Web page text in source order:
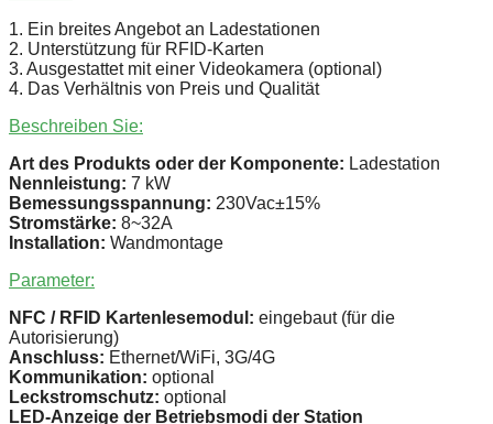
1. Ein breites Angebot an Ladestationen
2. Unterstützung für RFID-Karten
3. Ausgestattet mit einer Videokamera (optional)
4. Das Verhältnis von Preis und Qualität
Beschreiben Sie:
Art des Produkts oder der Komponente: Ladestation
Nennleistung: 7 kW
Bemessungsspannung: 230Vac±15%
Stromstärke: 8~32A
Installation: Wandmontage
Parameter:
NFC / RFID Kartenlesemodul: eingebaut (für die
Autorisierung)
Anschluss: Ethernet/WiFi, 3G/4G
Kommunikation: optional
Leckstromschutz: optional
LED-Anzeige der Betriebsmodi der Station